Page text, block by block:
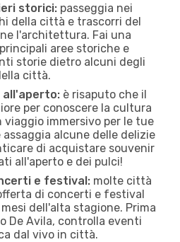
storici: passeggia nei
della città e trascorri del
l'architettura. Fai una
aree storiche e
storie dietro alcuni degli
città.
all'aperto: è risaputo che il
per conoscere la cultura
viaggio immersivo per le tue
alcune delle delizie
di acquistare souvenir
all'aperto e dei pulci!
e festival: molte città
di concerti e festival
dell'alta stagione. Prima
De Avila, controlla eventi
dal vivo in città.